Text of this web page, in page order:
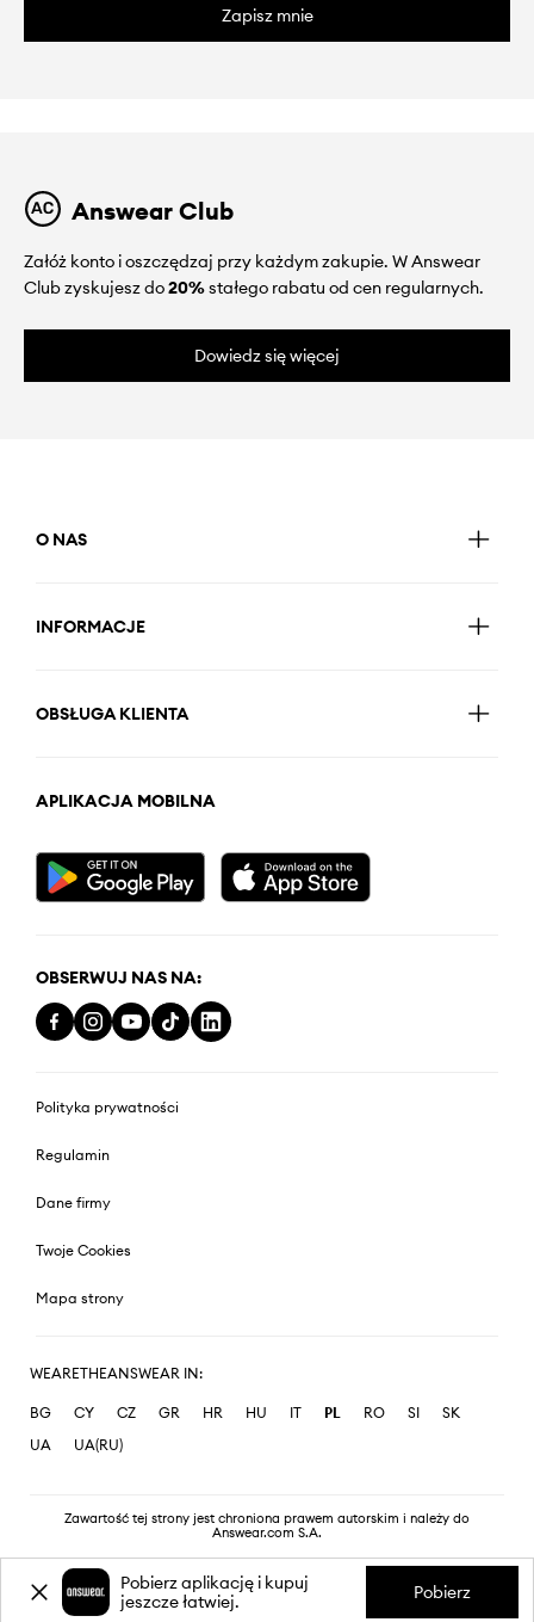
Zapisz mnie
Answear Club
Załóż konto i oszczędzaj przy każdym zakupie. W Answear
Club zyskujesz do20%stałego rabatu od cen regularnych.
Dowiedz się więcej
O NAS
INFORMACJE
OBSŁUGA KLIENTA
APLIKACJA MOBILNA
OBSERWUJ NAS NA:
Polityka prywatności
Regulamin
Dane firmy
Twoje Cookies
Mapa strony
WEARETHEANSWEAR IN:
BG CY CZ GR HR HU IT PL RO SI
SK
UA
UA(RU)
Zawartość tej strony jest chroniona prawem autorskim i należy do
Answear.com S.A.
Pobierz aplikację i kupuj
jeszcze łatwiej.
Pobierz